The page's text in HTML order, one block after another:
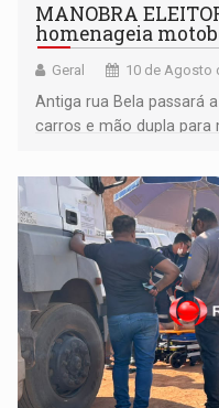
MANOBRA
homenageia
Geral 10 de Agosto
Antiga rua Bela passará
carros e mão dupla